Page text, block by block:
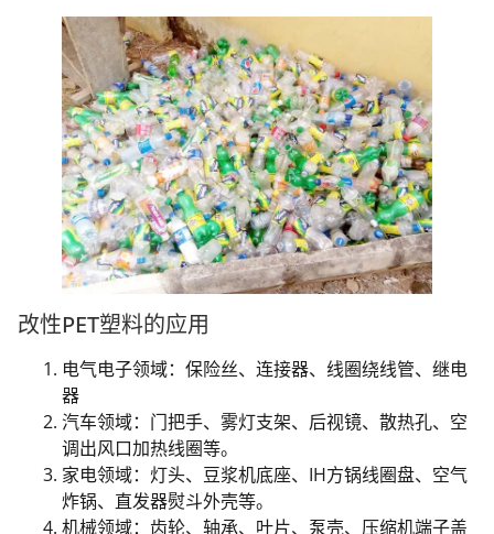
改性PET塑料的应用
电气电子领域：保险丝、连接器、线圈绕线管、继电
器
汽车领域：门把手、雾灯支架、后视镜、散热孔、空
调出风口加热线圈等。
家电领域：灯头、豆浆机底座、IH方锅线圈盘、空气
炸锅、直发器熨斗外壳等。
机械领域：齿轮、轴承、叶片、泵壳、压缩机端子盖